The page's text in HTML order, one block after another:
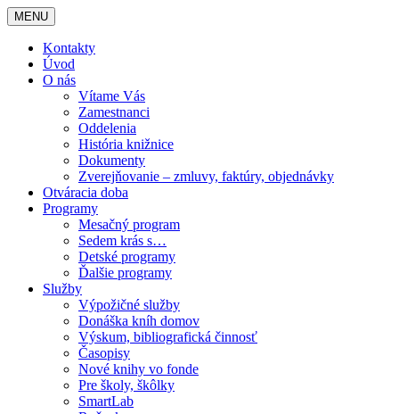
MENU
Kontakty
Úvod
O nás
Vítame Vás
Zamestnanci
Oddelenia
História knižnice
Dokumenty
Zverejňovanie – zmluvy, faktúry, objednávky
Otváracia doba
Programy
Mesačný program
Sedem krás s…
Detské programy
Ďalšie programy
Služby
Výpožičné služby
Donáška kníh domov
Výskum, bibliografická činnosť
Časopisy
Nové knihy vo fonde
Pre školy, škôlky
SmartLab